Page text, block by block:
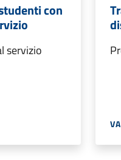
con
servizio